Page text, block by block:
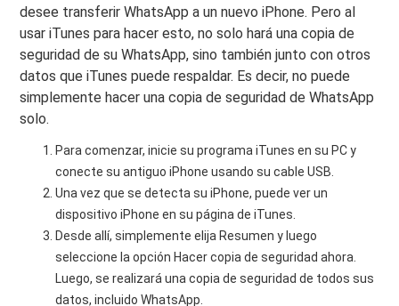
desee transferir WhatsApp a un nuevo iPhone. Pero al
usar iTunes para hacer esto, no solo hará una copia de
seguridad de su WhatsApp, sino también junto con otros
datos que iTunes puede respaldar. Es decir, no puede
simplemente hacer una copia de seguridad de WhatsApp
solo.
Para comenzar, inicie su programa iTunes en su PC y
conecte su antiguo iPhone usando su cable USB.
Una vez que se detecta su iPhone, puede ver un
dispositivo iPhone en su página de iTunes.
Desde allí, simplemente elija Resumen y luego
seleccione la opción Hacer copia de seguridad ahora.
Luego, se realizará una copia de seguridad de todos sus
datos, incluido WhatsApp.